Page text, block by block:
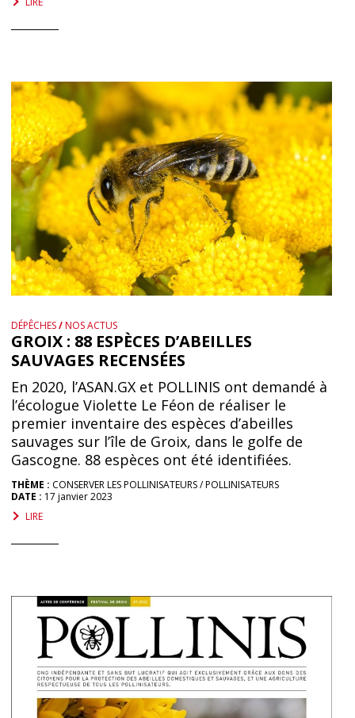
DÉPÊCHES/NOS ACTUS
GROIX : 88 ESPÈCES D’ABEILLES
SAUVAGES RECENSÉES
En 2020, l’ASAN.GX et POLLINIS ont demandé à
l’écologue Violette Le Féon de réaliser le
premier inventaire des espèces d’abeilles
sauvages sur l’île de Groix, dans le golfe de
Gascogne. 88 espèces ont été identifiées.
THÈME : CONSERVER LES POLLINISATEURS POLLINISATEURS
DATE : 17 janvier 2023
LIRE